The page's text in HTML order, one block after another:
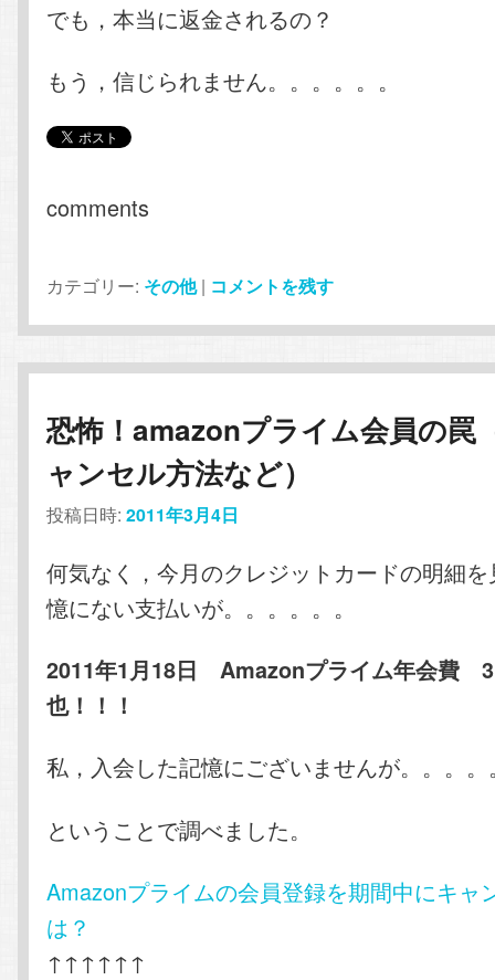
でも，本当に返金されるの？
もう，信じられません。。。。。。
comments
カテゴリー: その他 | コメントを残す
恐怖！amazonプライム会員の罠
ャンセル方法など）
投稿日時:2011年3月4日
何気なく，今月のクレジットカードの明細
憶にない支払いが。。。。。。
2011年1月18日 Amazonプライム年会費
也！！！
私，入会した記憶にございませんが。。。。
ということで調べました。
Amazonプライムの会員登録を期間中にキャ
は？
↑↑↑↑↑↑